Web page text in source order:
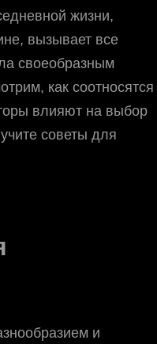
жизни,
вызывает все
своеобразным
как соотносятся
влияют на выбор
советы для
и